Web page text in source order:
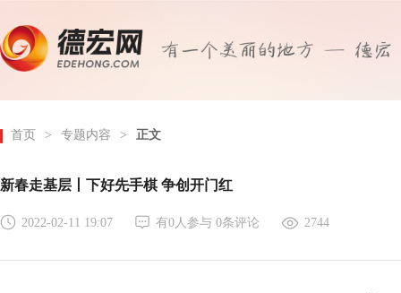
首页 > 专题内容 > 正文
新春走基层丨下好先手棋 争创开门红
2022-02-11 19:07 有0人参与 0条评论 2744